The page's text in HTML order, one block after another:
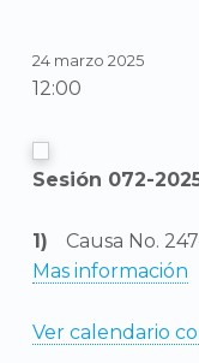
24 marzo 2025
12:00
Sesión 072-
Causa No.
Mas información
Ver calendario